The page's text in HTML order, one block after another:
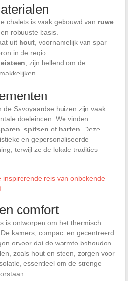
chalets is vaak gebouwd van ruwe
robuuste basis.
uit hout, voornamelijk van spar,
in de regio.
leisteen , zijn hellend om de
de Savoyaardse huizen zijn vaak
doeleinden. We vinden
spitsen of harten . Deze
en gepersonaliseerde
terwijl ze de lokale tradities
inspirerende reis van onbekende
comfort
is ontworpen om het thermisch
kamers, compact en gecentreerd
ervoor dat de warmte behouden
zoals hout en steen, zorgen voor
essentieel om de strenge